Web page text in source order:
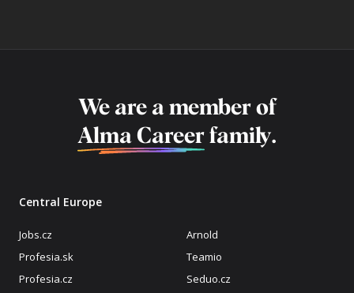
We are a member of
Alma Career family.
Central Europe
Jobs.cz
Profesia.sk
Profesia.cz
Arnold
Teamio
Seduo.cz